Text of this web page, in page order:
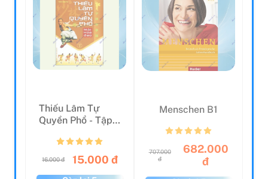
Thiếu Lâm Tự
Quyền Phổ - Tập
3
16.000 đ 15.000 đ
Còn lại 5
Menschen B1
đ
682.000
đ